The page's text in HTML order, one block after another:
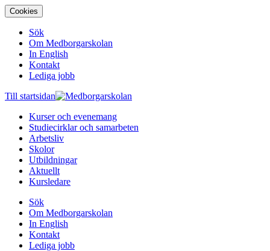
Cookies
Sök
Om Medborgarskolan
In English
Kontakt
Lediga jobb
Till startsidan
Kurser och evenemang
Studiecirklar och samarbeten
Arbetsliv
Skolor
Utbildningar
Aktuellt
Kursledare
Sök
Om Medborgarskolan
In English
Kontakt
Lediga jobb